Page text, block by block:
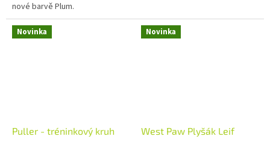
nové barvě Plum.
Novinka
Puller - tréninkový kruh
Novinka
West Paw Plyšák Leif